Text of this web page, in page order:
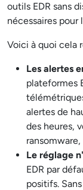
outils EDR sans
nécessaires
Voici à quoi cela
Les alertes
plateformes
alertes de
des heures,
Le réglage
EDR par
positifs.